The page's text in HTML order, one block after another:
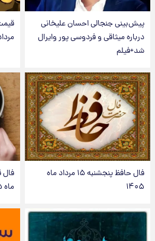
پیش‌بینی جنجالی احسان علیخانی
درباره میثاقی و فردوسی پور وایرال
شد+فیلم
مرداد
فال حافظ پنجشنبه ۱۵ مرداد ماه
۱۴۰۵
ماه ۱۴۰۵